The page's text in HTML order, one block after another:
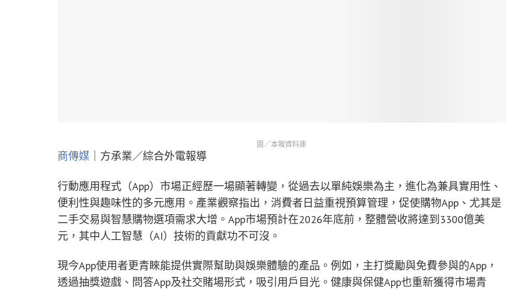
圖／本報資料庫
商傳媒 ｜方承業／綜合外電報導
行動應用程式（App）市場正經歷一場顯著轉變，從過去以單純娛樂為主，進化為兼具實用性、
便利性與趣味性的多元應用。產業觀察指出，消費者日益重視預算管理，促使購物App、尤其是
二手交易與智慧購物選項需求大增。App市場預計在2026年底前，整體營收將達到3300億美
元，其中人工智慧（AI）技術的貢獻功不可沒。
現今App使用者更青睞能提供實際幫助與娛樂體驗的產品。例如，主打獎勵與免費參與的App，
透過抽獎遊戲、問答App及社交賭場形式，吸引用戶目光。健康與保健App也重新獲得市場青